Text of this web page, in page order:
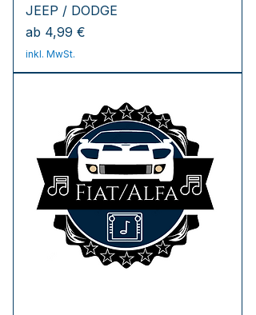
JEEP / DODGE
ab 4,99 €
Sale-Preis
inkl. MwSt.